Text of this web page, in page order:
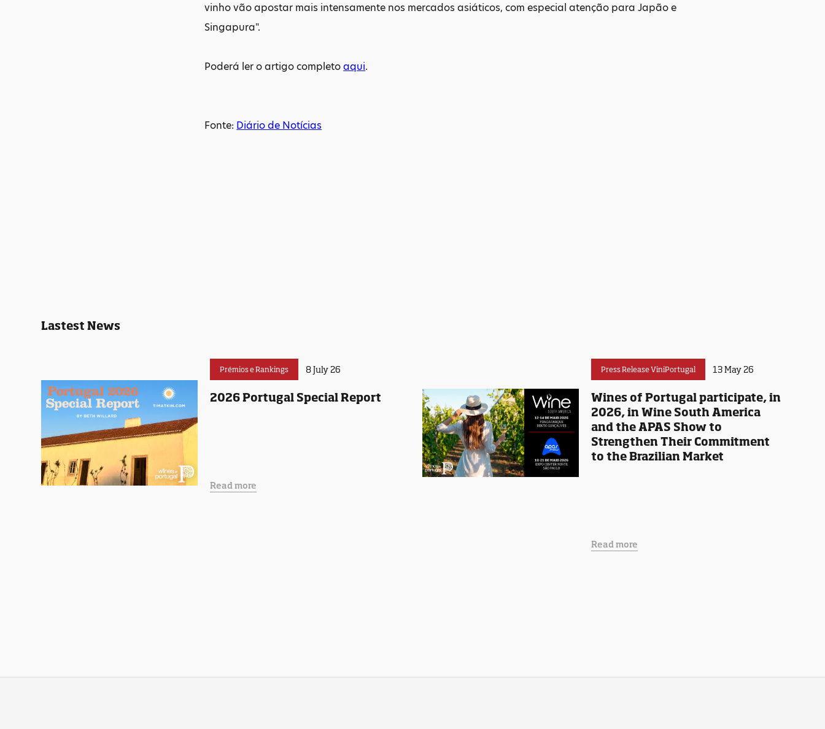
vinho vão apostar mais intensamente nos mercados asiáticos, com especial atenção para Japão e
Singapura".
Poderá ler o artigo completoaqui.
Fonte: Diário de Notícias
Lastest News
Prémios e Rankings 8 July 26
2026 Portugal Special Report
Read more
Press Release ViniPortugal 13 May 26
Wines of Portugal participate, in
2026, in Wine South America
and the APAS Show to
Strengthen Their Commitment
to the Brazilian Market
Read more